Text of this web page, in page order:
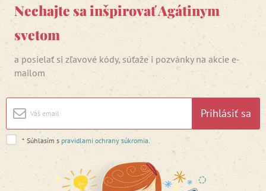
Nechajte sa inšpirovať Agátinym
svetom
a posielať si zľavové kódy, súťaže i pozvánky na akcie e-
mailom
Prihlásiť sa
* Súhlasím s pravidlami ochrany súkromia